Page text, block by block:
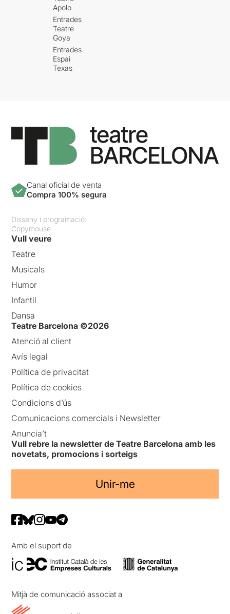
Apolo
Entrades
Teatre
Goya
Entrades
Espai
Texas
Canal oficial de venta
Compra 100% segura
Disseny i programació:
Copymouse
Vull veure
Teatre
Musicals
Humor
Infantil
Dansa
Teatre Barcelona ©2026
Atenció al client
Avís legal
Política de privacitat
Política de cookies
Condicions d’ús
Comunicacions comercials i Newsletter
Anuncia’t
Vull rebre la newsletter de Teatre Barcelona amb les
novetats, promocions i sorteigs
Unir-me
Amb el suport de
Mitjà de comunicació associat a